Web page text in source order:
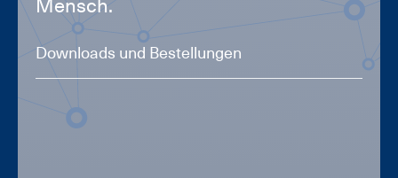
Mensch.
Downloads und Bestellungen